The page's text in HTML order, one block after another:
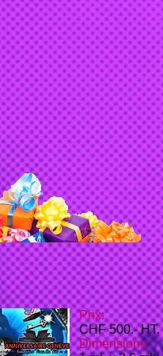
Prix:
CHF 500.-
Dimensions: